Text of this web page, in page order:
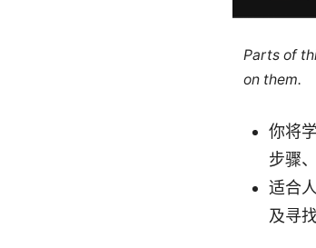
Parts of
on them.
你将
步骤
适合
及寻